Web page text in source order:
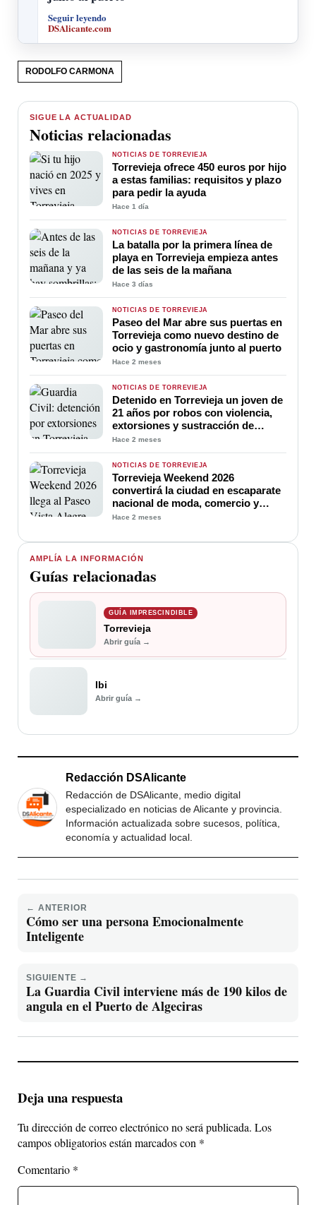
Seguir leyendo
DSAlicante.com
RODOLFO CARMONA
AMPLÍA LA INFORMACIÓN
Guías relacionadas
GUÍA IMPRESCINDIBLE
Torrevieja
Abrir guía →
Ibi
Abrir guía →
SIGUE LA ACTUALIDAD
Noticias relacionadas
NOTICIAS DE TORREVIEJA
Torrevieja ofrece 450 euros por hijo
a estas familias: requisitos y plazo
para pedir la ayuda
Hace 1 día
NOTICIAS DE TORREVIEJA
La batalla por la primera línea de
playa en Torrevieja empieza antes
de las seis de la mañana
Hace 3 días
NOTICIAS DE TORREVIEJA
Paseo del Mar abre sus puertas en
Torrevieja como nuevo destino de
ocio y gastronomía junto al puerto
Hace 2 meses
NOTICIAS DE TORREVIEJA
Detenido en Torrevieja un joven de
21 años por robos con violencia,
extorsiones y sustracción de
vehículos
Hace 2 meses
NOTICIAS DE TORREVIEJA
Torrevieja Weekend 2026
convertirá la ciudad en escaparate
nacional de moda, comercio y
talento creativo
Hace 2 meses
Redacción DSAlicante
Redacción de DSAlicante, medio digital
especializado en noticias de Alicante y provincia.
Información actualizada sobre sucesos, política,
economía y actualidad local.
← ANTERIOR
Cómo ser una persona Emocionalmente
Inteligente
SIGUIENTE →
La Guardia Civil interviene más de 190 kilos de
angula en el Puerto de Algeciras
Deja una respuesta
Tu dirección de correo electrónico no será publicada. Los
campos obligatorios están marcados con *
Comentario *